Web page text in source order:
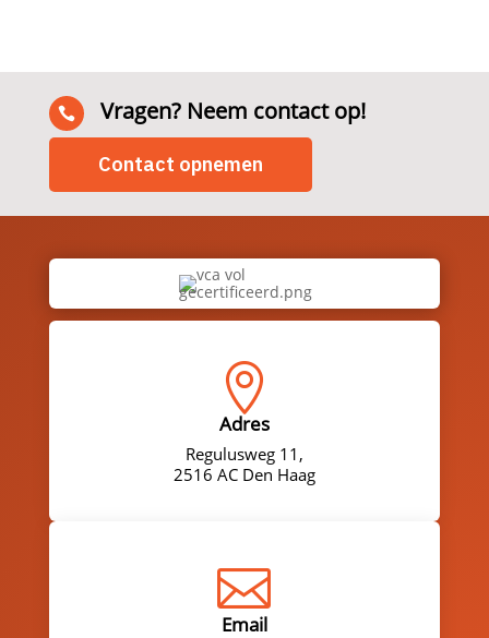
 Vragen? Neem contact op!
Contact opnemen

Adres
Regulusweg 11,
2516 AC Den Haag

Email